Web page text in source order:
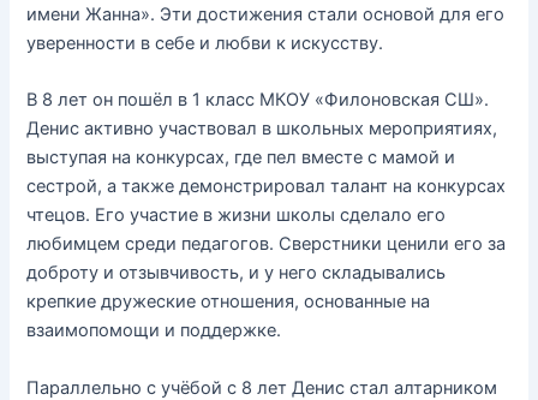
имени Жанна». Эти достижения стали основой для его
уверенности в себе и любви к искусству.
В 8 лет он пошёл в 1 класс МКОУ «Филоновская СШ».
Денис активно участвовал в школьных мероприятиях,
выступая на конкурсах, где пел вместе с мамой и
сестрой, а также демонстрировал талант на конкурсах
чтецов. Его участие в жизни школы сделало его
любимцем среди педагогов. Сверстники ценили его за
доброту и отзывчивость, и у него складывались
крепкие дружеские отношения, основанные на
взаимопомощи и поддержке.
Параллельно с учёбой с 8 лет Денис стал алтарником